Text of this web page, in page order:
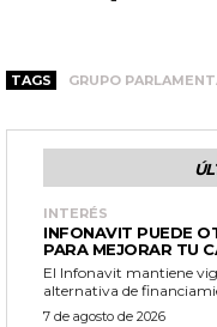
TAGS GRUPO
INTERÉS
INFONAVIT PUEDE
PARA MEJORAR TU
El Infonavit mantiene
alternativa de
7 de agosto de 2026